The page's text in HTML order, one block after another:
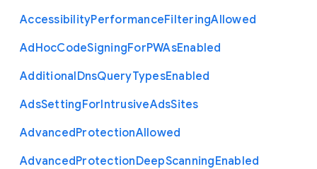
AccessibilityPerformanceFilteringAllowed
AdHocCodeSigningForPWAsEnabled
AdditionalDnsQueryTypesEnabled
AdsSettingForIntrusiveAdsSites
AdvancedProtectionAllowed
AdvancedProtectionDeepScanningEnabled